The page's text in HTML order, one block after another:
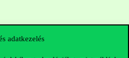
adatkezelés